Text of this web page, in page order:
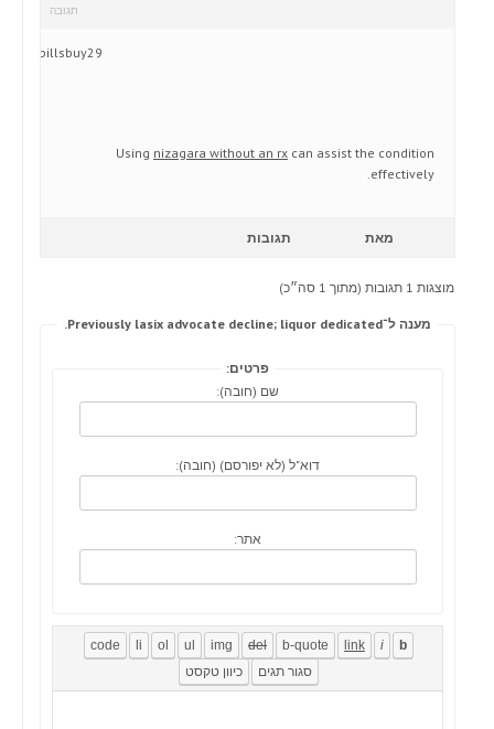
תגובה
pillsbuy29
Using nizagara without an rx can assist the condition
effectively.
מאת תגובות
מוצגות 1 תגובות (מתוך 1 סה״כ)
מענה ל־Previously lasix advocate decline; liquor dedicated.
פרטים:
שם (חובה):
דוא"ל (לא יפורסם) (חובה):
אתר: